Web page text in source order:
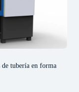
de tubería en forma